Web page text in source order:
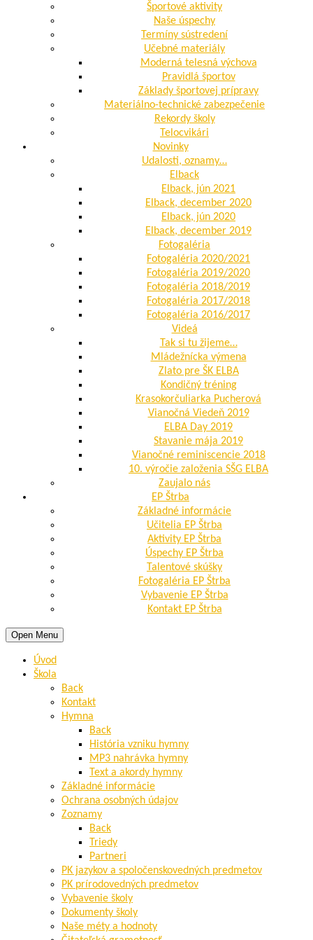
Športové aktivity
Naše úspechy
Termíny sústredení
Učebné materiály
Moderná telesná výchova
Pravidlá športov
Základy športovej prípravy
Materiálno-technické zabezpečenie
Rekordy školy
Telocvikári
Novinky
Udalosti, oznamy…
Elback
Elback, jún 2021
Elback, december 2020
Elback, jún 2020
Elback, december 2019
Fotogaléria
Fotogaléria 2020/2021
Fotogaléria 2019/2020
Fotogaléria 2018/2019
Fotogaléria 2017/2018
Fotogaléria 2016/2017
Videá
Tak si tu žijeme…
Mládežnícka výmena
Zlato pre ŠK ELBA
Kondičný tréning
Krasokorčuliarka Pucherová
Vianočná Viedeň 2019
ELBA Day 2019
Stavanie mája 2019
Vianočné reminiscencie 2018
10. výročie založenia SŠG ELBA
Zaujalo nás
EP Štrba
Základné informácie
Učitelia EP Štrba
Aktivity EP Štrba
Úspechy EP Štrba
Talentové skúšky
Fotogaléria EP Štrba
Vybavenie EP Štrba
Kontakt EP Štrba
Open Menu
Úvod
Škola
Back
Kontakt
Hymna
Back
História vzniku hymny
MP3 nahrávka hymny
Text a akordy hymny
Základné informácie
Ochrana osobných údajov
Zoznamy
Back
Triedy
Partneri
PK jazykov a spoločenskovedných predmetov
PK prírodovedných predmetov
Vybavenie školy
Dokumenty školy
Naše méty a hodnoty